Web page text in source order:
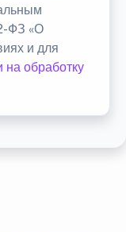
ФЗ «О
и для
на обработку